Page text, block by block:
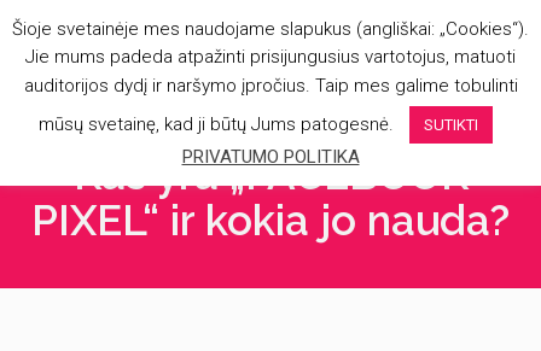
Kas yra „FACEBOOK
PIXEL“ ir kokia jo nauda?
Šioje svetainėje mes naudojame slapukus (angliškai: „Cookies“).
Jie mums padeda atpažinti prisijungusius vartotojus, matuoti
auditorijos dydį ir naršymo įpročius. Taip mes galime tobulinti
mūsų svetainę, kad ji būtų Jums patogesnė.
SUTIKTI
PRIVATUMO POLITIKA